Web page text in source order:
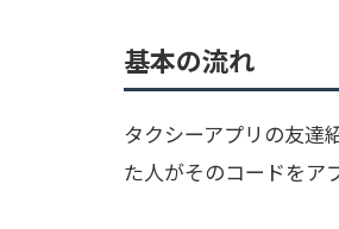
基本の流れ
タクシーアプリの友達
た人がそのコードをア